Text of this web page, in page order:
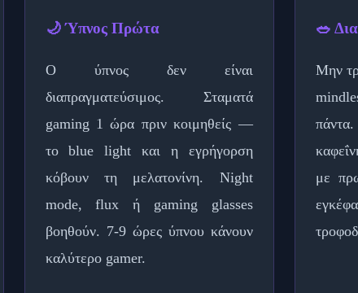
🌙 Ύπνος Πρώτα
Ο ύπνος δεν είναι
διαπραγματεύσιμος. Σταματά
gaming 1 ώρα πριν κοιμηθείς —
το blue light και η εγρήγορση
κόβουν τη μελατονίνη. Night
mode, flux ή gaming glasses
βοηθούν. 7-9 ώρες ύπνου κάνουν
καλύτερο gamer.
🥗
Μην
με